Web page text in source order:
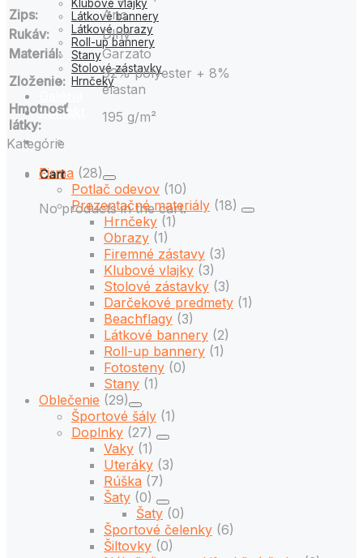
Klubové vlajky
Látkové bannery
Látkové obrazy
Roll-up bannery
Stany
Stolové zástavky
Hrnčeky
Kontakt
Cart
No products in the cart.
Zips:
Áno
Rukáv:
Dlhý
Materiál:
Garzato
Zloženie:
92% polyester + 8%
elastan
Hmotnosť
látky:
195 g/m²
Kategórie
Firma (28)
Potlač odevov (10)
Prezentačné materiály (18)
Hrnčeky (1)
Obrazy (1)
Firemné zástavy (3)
Klubové vlajky (3)
Stolové zástavky (3)
Darčekové predmety (1)
Beachflagy (3)
Látkové bannery (2)
Roll-up bannery (1)
Fotosteny (0)
Stany (1)
Oblečenie (29)
Športové šály (1)
Doplnky (27)
Vaky (1)
Uteráky (3)
Rúška (7)
Šaty (0)
Šaty (0)
Športové čelenky (6)
Šiltovky (0)